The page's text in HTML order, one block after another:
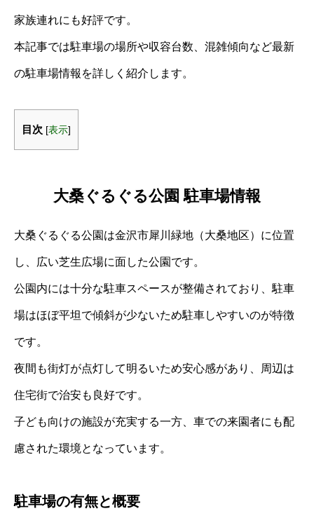
家族連れにも好評です。
本記事では駐車場の場所や収容台数、混雑傾向など最新
の駐車場情報を詳しく紹介します。
目次 [表示]
大桑ぐるぐる公園 駐車場情報
大桑ぐるぐる公園は金沢市犀川緑地（大桑地区）に位置
し、広い芝生広場に面した公園です。
公園内には十分な駐車スペースが整備されており、駐車
場はほぼ平坦で傾斜が少ないため駐車しやすいのが特徴
です。
夜間も街灯が点灯して明るいため安心感があり、周辺は
住宅街で治安も良好です。
子ども向けの施設が充実する一方、車での来園者にも配
慮された環境となっています。
駐車場の有無と概要